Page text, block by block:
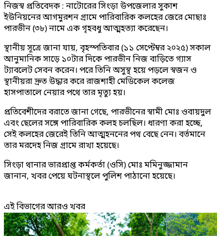
নিজস্ব প্রতিবেদক : নাটোরের সিংড়া উপজেলার সুকাশ
ইউনিয়নের আগমুরশন গ্রামে পারিবারিক কলহের জেরে মোছাঃ
পারভীন (৩৮) নামে এক গৃহবধু আত্মহত্যা করেছেন।
স্থানীয় সূত্রে জানা যায়, বৃহস্পতিবার (১১ সেপ্টেম্বর ২০২৫) সকাল
আনুমানিক সাড়ে ১০টার দিকে পারভীন নিজ বাড়িতে গ্যাস
ট্যাবলেট সেবন করেন। পরে তিনি অসুস্থ হয়ে পড়লে স্বজন ও
স্থানীয়রা দ্রুত উদ্ধার করে রাজশাহী মেডিকেল কলেজ
হাসপাতালে নেয়ার পথে তার মৃত্যু হয়।
প্রতিবেশীদের বরাতে জানা গেছে, পারভীনের স্বামী মোঃ ওবায়দুল
এবং ছেলের সঙ্গে পারিবারিক কলহ চলছিল। ধারণা করা হচ্ছে,
সেই কলহের জেরেই তিনি আত্মহননের পথ বেছে নেন। বর্তমানে
তার মরদেহ নিজ গ্রামে রাখা হয়েছে।
সিংড়া থানার ভারপ্রাপ্ত কর্মকর্তা (ওসি) মোঃ মমিনুজ্জামান
জানান, খবর পেয়ে ঘটনাস্থলে পুলিশ পাঠানো হয়েছে।
এই বিভাগের আরও খবর